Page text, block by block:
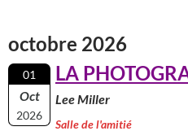
octobre 2026
01
Oct
2026
LA
Lee Miller
Salle de l'amitié